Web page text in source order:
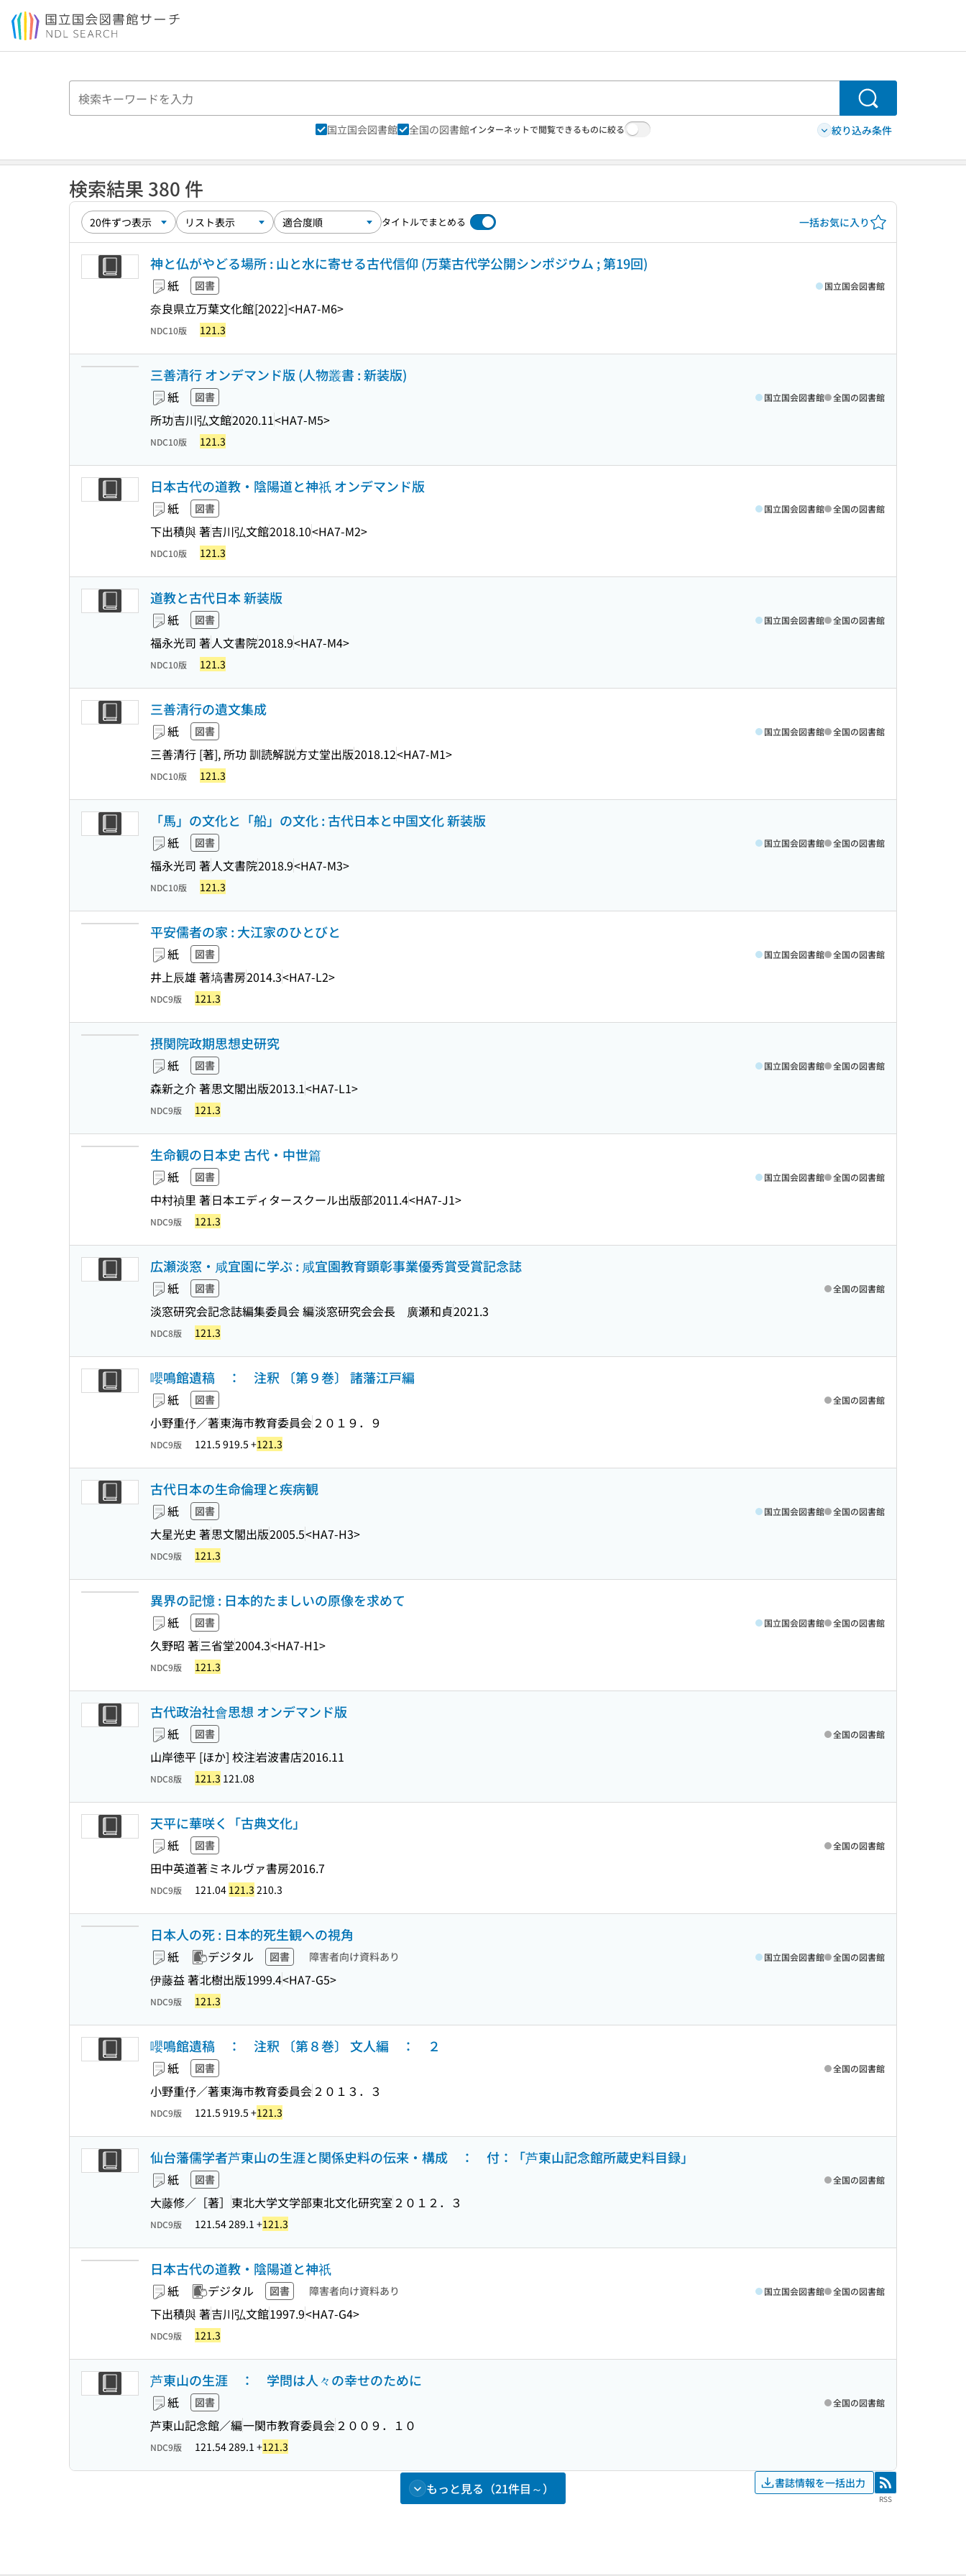
本文へ移動
検索
国立国会図書館 全国の図書館インターネットで閲覧できるものに絞る 絞り込み条件
検索結果 380 件
タイトルでまとめる 一括お気に入り
神と仏がやどる場所 : 山と水に寄せる古代信仰 (万葉古代学公開シンポジウム ; 第19回)
紙 図書
奈良県立万葉文化館[2022]<HA7-M6>
国立国会図書館
NDC10版 121.3
三善清行 オンデマンド版 (人物叢書 : 新装版)
紙 図書
所功吉川弘文館2020.11<HA7-M5>
国立国会図書館 全国の図書館
NDC10版 121.3
日本古代の道教・陰陽道と神祇 オンデマンド版
紙 図書
下出積與 著吉川弘文館2018.10<HA7-M2>
国立国会図書館 全国の図書館
NDC10版 121.3
道教と古代日本 新装版
紙 図書
福永光司 著人文書院2018.9<HA7-M4>
国立国会図書館 全国の図書館
NDC10版 121.3
三善清行の遺文集成
紙 図書
三善清行 [著], 所功 訓読解説方丈堂出版2018.12<HA7-M1>
国立国会図書館 全国の図書館
NDC10版 121.3
「馬」の文化と「船」の文化 : 古代日本と中国文化 新装版
紙 図書
福永光司 著人文書院2018.9<HA7-M3>
国立国会図書館 全国の図書館
NDC10版 121.3
平安儒者の家 : 大江家のひとびと
紙 図書
井上辰雄 著塙書房2014.3<HA7-L2>
国立国会図書館 全国の図書館
NDC9版 121.3
摂関院政期思想史研究
紙 図書
森新之介 著思文閣出版2013.1<HA7-L1>
国立国会図書館 全国の図書館
NDC9版 121.3
生命観の日本史 古代・中世篇
紙 図書
中村禎里 著日本エディタースクール出版部2011.4<HA7-J1>
国立国会図書館 全国の図書館
NDC9版 121.3
広瀬淡窓・咸宜園に学ぶ : 咸宜園教育顕彰事業優秀賞受賞記念誌
紙 図書
淡窓研究会記念誌編集委員会 編淡窓研究会会長 廣瀬和貞2021.3
全国の図書館
NDC8版 121.3
嚶鳴館遺稿 ： 注釈 〔第９巻〕 諸藩江戸編
紙 図書
小野重伃／著東海市教育委員会 ２０１９．９
全国の図書館
NDC9版 121.5 919.5 +121.3
古代日本の生命倫理と疾病観
紙 図書
大星光史 著思文閣出版2005.5<HA7-H3>
国立国会図書館 全国の図書館
NDC9版 121.3
異界の記憶 : 日本的たましいの原像を求めて
紙 図書
久野昭 著三省堂2004.3<HA7-H1>
国立国会図書館 全国の図書館
NDC9版 121.3
古代政治社會思想 オンデマンド版
紙 図書
山岸徳平 [ほか] 校注岩波書店2016.11
全国の図書館
NDC8版 121.3 121.08
天平に華咲く「古典文化」
紙 図書
田中英道著ミネルヴァ書房2016.7
全国の図書館
NDC9版 121.04 121.3 210.3
日本人の死 : 日本的死生観への視角
紙 デジタル 図書 障害者向け資料あり
伊藤益 著北樹出版1999.4<HA7-G5>
国立国会図書館 全国の図書館
NDC9版 121.3
嚶鳴館遺稿 ： 注釈 〔第８巻〕 文人編 ： ２
紙 図書
小野重伃／著東海市教育委員会 ２０１３．３
全国の図書館
NDC9版 121.5 919.5 +121.3
仙台藩儒学者芦東山の生涯と関係史料の伝来・構成 ： 付：「芦東山記念館所蔵史料目録」
紙 図書
大藤修／［著］ 東北大学文学部東北文化研究室 ２０１２．３
全国の図書館
NDC9版 121.54 289.1 +121.3
日本古代の道教・陰陽道と神祇
紙 デジタル 図書 障害者向け資料あり
下出積與 著吉川弘文館1997.9<HA7-G4>
国立国会図書館 全国の図書館
NDC9版 121.3
芦東山の生涯 ： 学問は人々の幸せのために
紙 図書
芦東山記念館／編一関市教育委員会 ２００９．１０
全国の図書館
NDC9版 121.54 289.1 +121.3
もっと見る（21件目～） 書誌情報を一括出力 RSS
RSS